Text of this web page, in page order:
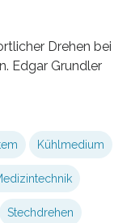
Drehen bei
Edgar Grundler
Kühlmedium
Stechdrehen